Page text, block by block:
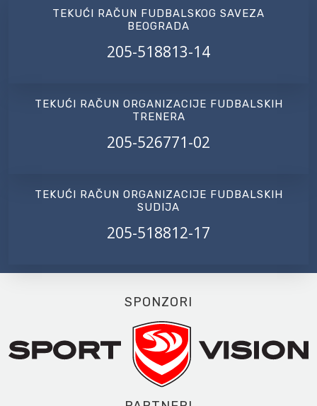
TEKUĆI RAČUN FUDBALSKOG SAVEZA
BEOGRADA
205-518813-14
TEKUĆI RAČUN ORGANIZACIJE FUDBALSKIH
TRENERA
205-526771-02
TEKUĆI RAČUN ORGANIZACIJE FUDBALSKIH
SUDIJA
205-518812-17
SPONZORI